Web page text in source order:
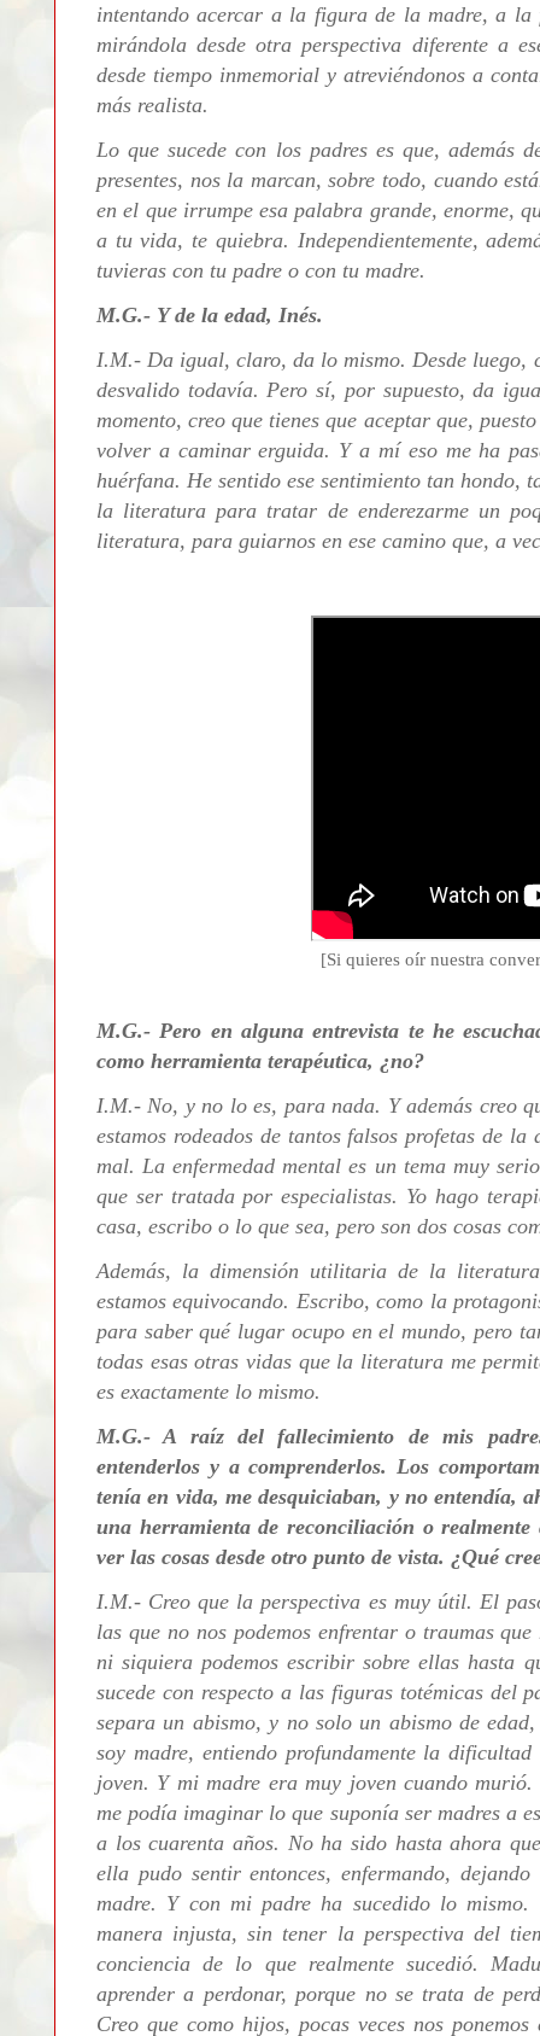
intentando acercar a la figura de la madre, a
mirándola desde otra perspectiva diferente a
desde tiempo inmemorial y atreviéndonos a
más realista.
Lo que sucede con los padres es que, además
presentes, nos la marcan, sobre todo, cuando
en el que irrumpe esa palabra grande, enorme,
a tu vida, te quiebra. Independientemente,
tuvieras con tu padre o con tu madre.
M.G.- Y de la edad, Inés.
I.M.- Da igual, claro, da lo mismo. Desde luego,
desvalido todavía. Pero sí, por supuesto, da
momento, creo que tienes que aceptar que,
volver a caminar erguida. Y a mí eso me ha
huérfana. He sentido ese sentimiento tan hondo,
la literatura para tratar de enderezarme un
literatura, para guiarnos en ese camino que, a
[Si quieres oír nuestra
M.G.- Pero en alguna entrevista te he
como herramienta terapéutica, ¿no?
I.M.- No, y no lo es, para nada. Y además creo
estamos rodeados de tantos falsos profetas de
mal. La enfermedad mental es un tema muy
que ser tratada por especialistas. Yo hago
casa, escribo o lo que sea, pero son dos cosas
Además, la dimensión utilitaria de la
estamos equivocando. Escribo, como la
para saber qué lugar ocupo en el mundo, pero
todas esas otras vidas que la literatura me
es exactamente lo mismo.
M.G.- A raíz del fallecimiento de mis
entenderlos y a comprenderlos. Los
tenía en vida, me desquiciaban, y no entendía,
una herramienta de reconciliación o
ver las cosas desde otro punto de vista. ¿Qué
I.M.- Creo que la perspectiva es muy útil. El
las que no nos podemos enfrentar o traumas
ni siquiera podemos escribir sobre ellas hasta
sucede con respecto a las figuras totémicas del
separa un abismo, y no solo un abismo de
soy madre, entiendo profundamente la
joven. Y mi madre era muy joven cuando
me podía imaginar lo que suponía ser madres a
a los cuarenta años. No ha sido hasta ahora
ella pudo sentir entonces, enfermando,
madre. Y con mi padre ha sucedido lo mismo.
manera injusta, sin tener la perspectiva del
conciencia de lo que realmente sucedió.
aprender a perdonar, porque no se trata de
Creo que como hijos, pocas veces nos